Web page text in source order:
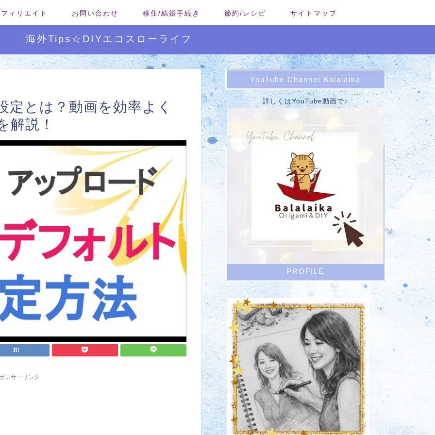
ィリエイト お問い合わせ 移住/結婚手続き 節約/レシピ サイトマップ
海外Tips☆DIYエコスローライフ
定とは？動画を効率よく
解説！
ンサーリンク
YouTube Channel Balalaika
詳しくはYouTube動画で♪
PROFILE